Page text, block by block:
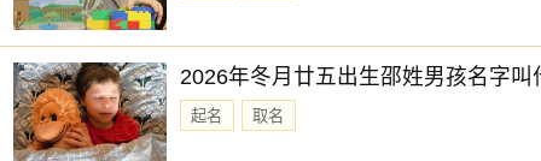
时辰：午时 时间：11:00:00-12:59:59
时柱：甲午 时冲：冲鼠 吉凶：司命(吉)
2026年冬月廿五出生邵姓男孩名字叫
起名 取名